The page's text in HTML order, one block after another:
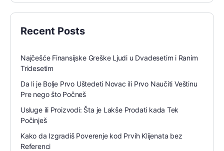
Recent Posts
Najčešće Finansijske Greške Ljudi u Dvadesetim i Ranim
Tridesetim
Da li je Bolje Prvo Uštedeti Novac ili Prvo Naučiti Veštinu
Pre nego što Počneš
Usluge ili Proizvodi: Šta je Lakše Prodati kada Tek
Počinješ
Kako da Izgradiš Poverenje kod Prvih Klijenata bez
Referenci